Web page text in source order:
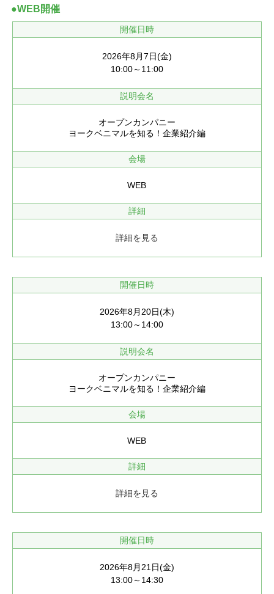
●WEB開催
開催日時
2026年8月7日(金)
10:00～11:00
説明会名
オープンカンパニー
ヨークベニマルを知る！企業紹介編
会場
WEB
詳細
詳細を見る
開催日時
2026年8月20日(木)
13:00～14:00
説明会名
オープンカンパニー
ヨークベニマルを知る！企業紹介編
会場
WEB
詳細
詳細を見る
開催日時
2026年8月21日(金)
13:00～14:30